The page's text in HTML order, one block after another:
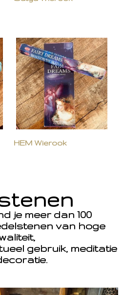
HEM Wierook
je meer dan 100
van hoge
gebruik, meditatie